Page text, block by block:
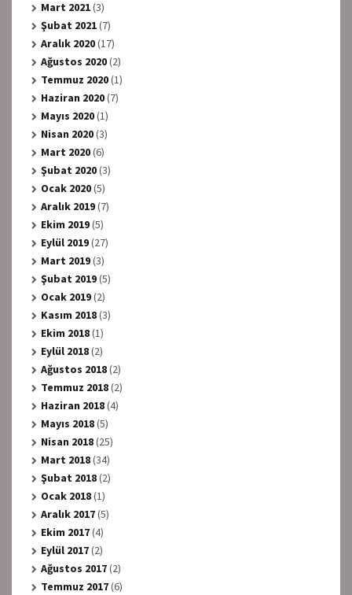
Mart 2021(3)
Şubat 2021(7)
Aralık 2020(17)
Ağustos 2020(2)
Temmuz 2020(1)
Haziran 2020(7)
Mayıs 2020(1)
Nisan 2020(3)
Mart 2020(6)
Şubat 2020(3)
Ocak 2020(5)
Aralık 2019(7)
Ekim 2019(5)
Eylül 2019(27)
Mart 2019(3)
Şubat 2019(5)
Ocak 2019(2)
Kasım 2018(3)
Ekim 2018(1)
Eylül 2018(2)
Ağustos 2018(2)
Temmuz 2018(2)
Haziran 2018(4)
Mayıs 2018(5)
Nisan 2018(25)
Mart 2018(34)
Şubat 2018(2)
Ocak 2018(1)
Aralık 2017(5)
Ekim 2017(4)
Eylül 2017(2)
Ağustos 2017(2)
Temmuz 2017(6)